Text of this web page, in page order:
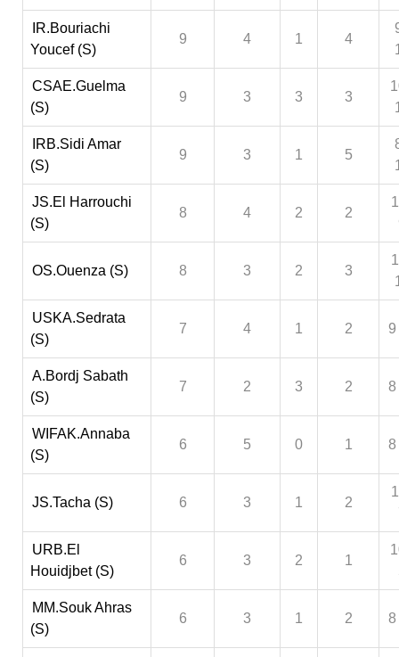
IR.Bouriachi
Youcef (S)
9 4 1 4
CSAE.Guelma
(S)
9 3 3 3
IRB.Sidi Amar
(S)
9 3 1 5
JS.El Harrouchi
(S)
8 4 2 2
OS.Ouenza (S) 8 3 2 3
USKA.Sedrata
(S)
7 4 1 2 9
A.Bordj Sabath
(S)
7 2 3 2 8
WIFAK.Annaba
(S)
6 5 0 1 8
JS.Tacha (S) 6 3 1 2
URB.El
Houidjbet (S)
6 3 2 1
MM.Souk Ahras
(S)
6 3 1 2 8